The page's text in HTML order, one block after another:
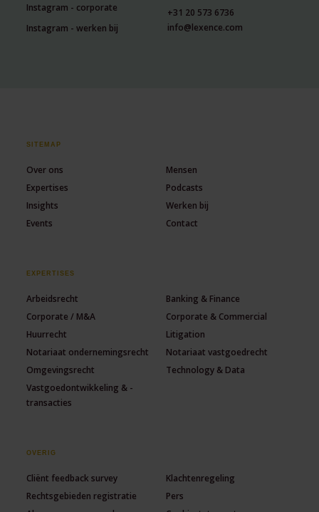
Instagram - corporate
Instagram - werken bij
+31 20 573 6736
info@lexence.com
SITEMAP
Over ons
Mensen
Expertises
Podcasts
Insights
Werken bij
Events
Contact
EXPERTISES
Arbeidsrecht
Banking & Finance
Corporate / M&A
Corporate & Commercial
Huurrecht
Litigation
Notariaat ondernemingsrecht
Notariaat vastgoedrecht
Omgevingsrecht
Technology & Data
Vastgoedontwikkeling & -
transacties
OVERIG
Cliënt feedback survey
Klachtenregeling
Rechtsgebieden registratie
Pers